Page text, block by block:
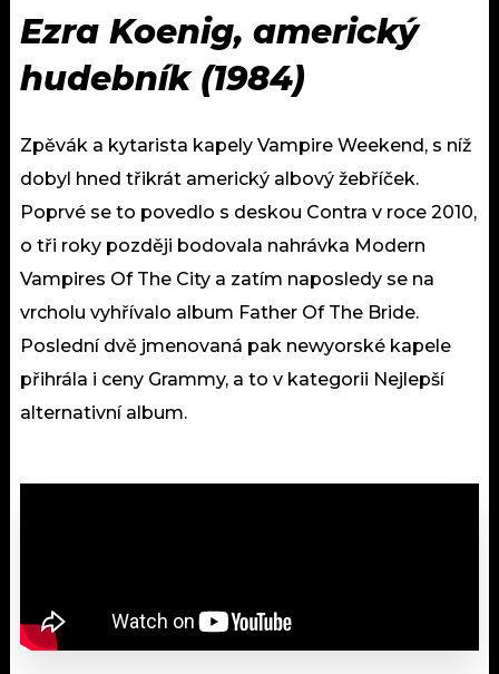
Ezra Koenig, americký
hudebník (1984)
Zpěvák a kytarista kapely Vampire Weekend, s níž
dobyl hned třikrát americký albový žebříček.
Poprvé se to povedlo s deskou Contra v roce 2010,
o tři roky později bodovala nahrávka Modern
Vampires Of The City a zatím naposledy se na
vrcholu vyhřívalo album Father Of The Bride.
Poslední dvě jmenovaná pak newyorské kapele
přihrála i ceny Grammy, a to v kategorii Nejlepší
alternativní album.